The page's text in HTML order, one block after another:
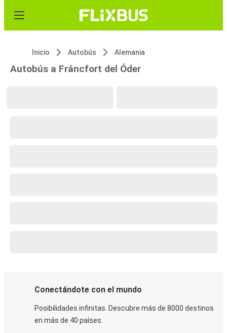
Inicio Autobús Alemania
Autobús a Fráncfort del Óder
Conectándote con el mundo
Posibilidades infinitas. Descubre más de 8000 destinos
en más de 40 países.